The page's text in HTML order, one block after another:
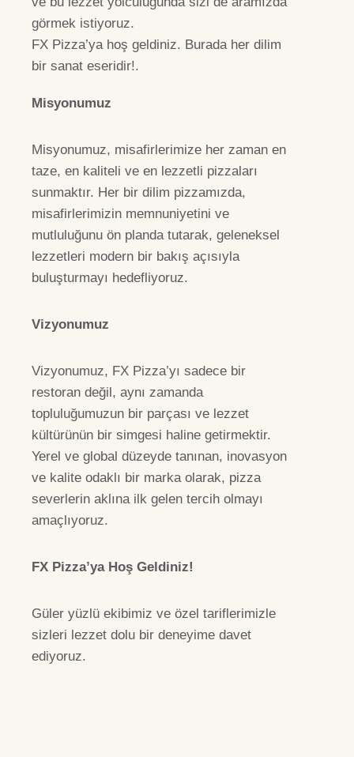
görmek istiyoruz.
FX Pizza’ya hoş geldiniz. Burada her dilim
bir sanat eseridir!.
Misyonumuz
Misyonumuz, misafirlerimize her zaman en
taze, en kaliteli ve en lezzetli pizzaları
sunmaktır. Her bir dilim pizzamızda,
misafirlerimizin memnuniyetini ve
mutluluğunu ön planda tutarak, geleneksel
lezzetleri modern bir bakış açısıyla
buluşturmayı hedefliyoruz.
Vizyonumuz
Vizyonumuz, FX Pizza’yı sadece bir
restoran değil, aynı zamanda
topluluğumuzun bir parçası ve lezzet
kültürünün bir simgesi haline getirmektir.
Yerel ve global düzeyde tanınan, inovasyon
ve kalite odaklı bir marka olarak, pizza
severlerin aklına ilk gelen tercih olmayı
amaçlıyoruz.
FX Pizza’ya Hoş Geldiniz!
Güler yüzlü ekibimiz ve özel tariflerimizle
sizleri lezzet dolu bir deneyime davet
ediyoruz.